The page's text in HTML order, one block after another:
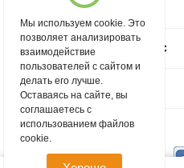
Магазин "Северный"
Покупательский сервис
Контакты
© 2004 - 2026 msever.ru.
Мы используем cookie. Это
позволяет анализировать
взаимодействие
пользователей с сайтом и
делать его лучше.
Оставаясь на сайте, вы
соглашаетесь с
использованием файлов
cookie.